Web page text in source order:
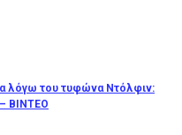
λόγω του τυφώνα Ντόλφιν:
BINTEO